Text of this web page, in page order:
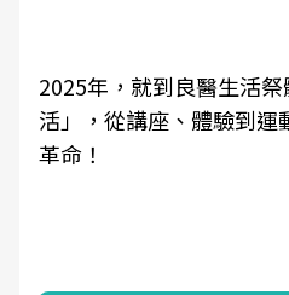
康新生
健康
良醫健康網從「
學觀點與日常感